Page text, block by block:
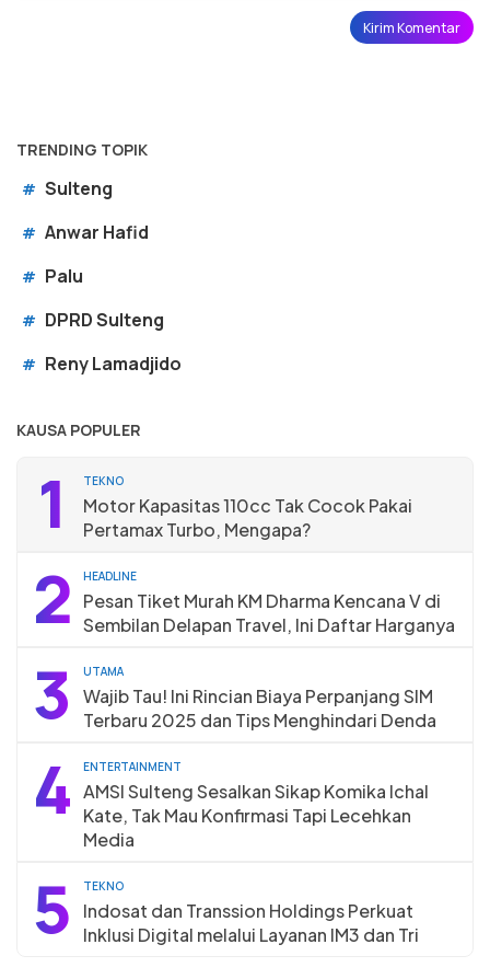
TRENDING TOPIK
# Sulteng
# Anwar Hafid
# Palu
# DPRD Sulteng
# Reny Lamadjido
KAUSA POPULER
1 TEKNO
Motor Kapasitas 110cc Tak Cocok Pakai
Pertamax Turbo, Mengapa?
2 HEADLINE
Pesan Tiket Murah KM Dharma Kencana V di
Sembilan Delapan Travel, Ini Daftar Harganya
3 UTAMA
Wajib Tau! Ini Rincian Biaya Perpanjang SIM
Terbaru 2025 dan Tips Menghindari Denda
4 ENTERTAINMENT
AMSI Sulteng Sesalkan Sikap Komika Ichal
Kate, Tak Mau Konfirmasi Tapi Lecehkan
Media
5 TEKNO
Indosat dan Transsion Holdings Perkuat
Inklusi Digital melalui Layanan IM3 dan Tri